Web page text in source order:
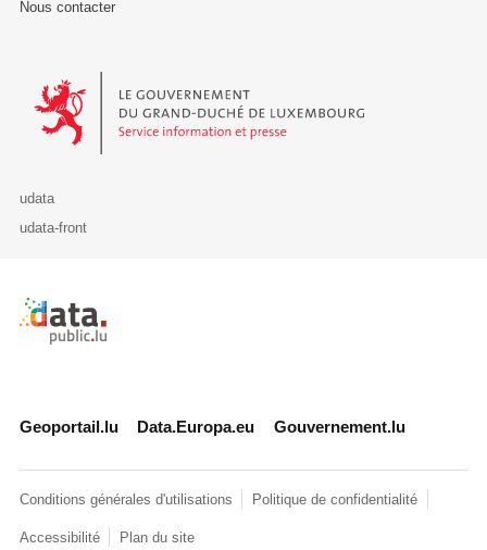
Nous contacter
Le Gouvernement du Grand-Duché de Luxembourg - Service
udata
udata-front
Retour à l'accueil de data.public.lu
Geoportail.lu Data.Europa.eu Gouvernement.lu
Conditions générales d'utilisations Politique de confidentialité
Accessibilité Plan du site